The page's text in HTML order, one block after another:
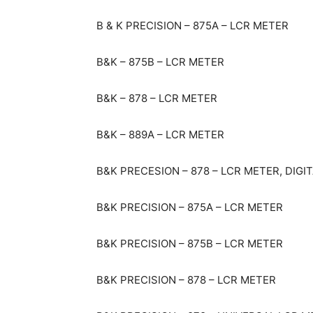
B & K PRECISION – 875A – LCR METER
B&K – 875B – LCR METER
B&K – 878 – LCR METER
B&K – 889A – LCR METER
B&K PRECESION – 878 – LCR METER,
B&K PRECISION – 875A – LCR METER
B&K PRECISION – 875B – LCR METER
B&K PRECISION – 878 – LCR METER